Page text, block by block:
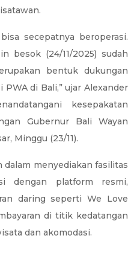
secepatnya beroperasi.
besok (24/11/2025) sudah
bentuk dukungan
di Bali,” ujar Alexander
kesepakatan
Gubernur Bali Wayan
Minggu (23/11).
menyediakan fasilitas
dengan platform resmi,
daring seperti We Love
di titik kedatangan
dan akomodasi.